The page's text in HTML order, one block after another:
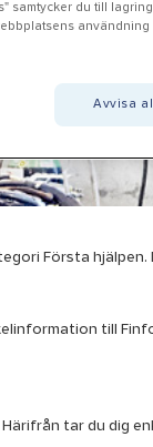
Första
till
Härifrån tar du dig
samtycker du till
användning
Avvisa